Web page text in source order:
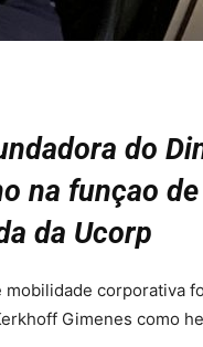
do
na funçao
da Ucorp
corporativa
Gimenes como